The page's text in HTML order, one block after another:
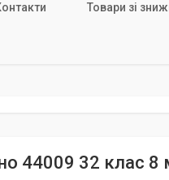
Товари зі
44009 32 клас